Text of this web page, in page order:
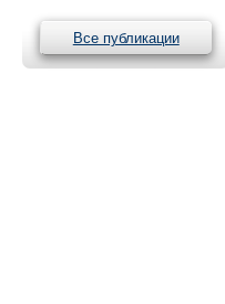
Все публикации